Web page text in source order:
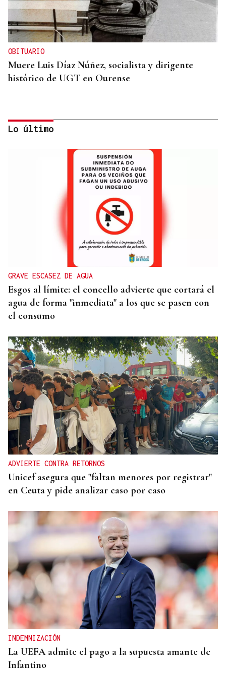
OBITUARIO
Muere Luis Díaz Núñez, socialista y dirigente
histórico de UGT en Ourense
Un herido en la colisión entre dos coches en la
entrada a las termas de Outariz
Lo último
GRAVE ESCASEZ DE AGUA
Esgos al límite: el concello advierte que cortará el
agua de forma "inmediata" a los que se pasen con
el consumo
ADVIERTE CONTRA RETORNOS
Unicef asegura que "faltan menores por registrar"
en Ceuta y pide analizar caso por caso
INDEMNIZACIÓN
La UEFA admite el pago a la supuesta amante de
Infantino